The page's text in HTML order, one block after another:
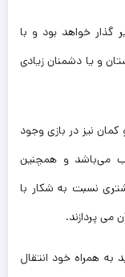
گذار خواهد بود و با
و یا دشمنان زیادی
کمان نیز در بازی وجود
می‌باشد و همچنین
نسبت به شکار با
می پردازند.
به همراه خود انتقال